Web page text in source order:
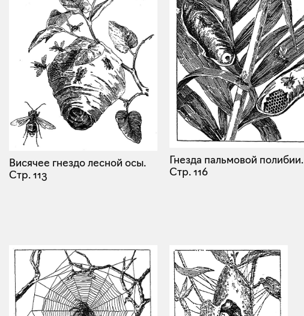
Висячее гнездо лесной осы.
Стр. 113
Гнезда пальмовой полибии.
Стр. 116